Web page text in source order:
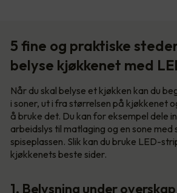
5 fine og praktiske
belyse kjøkkenet med
Når du skal belyse et kjøkken kan du
i soner, ut i fra størrelsen på kjøkkenet
å bruke det. Du kan for eksempel dele
arbeidslys til matlaging og en sone med
spiseplassen. Slik kan du bruke LED-
kjøkkenets beste sider.
1. Belysning under overskap